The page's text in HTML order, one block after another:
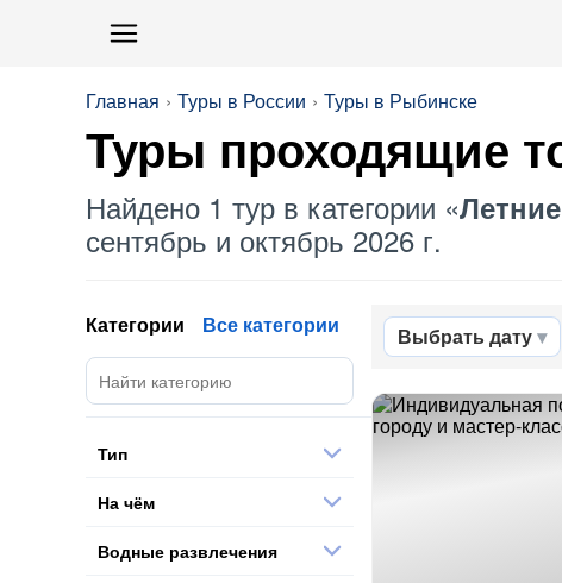
Главная Туры в России Туры в Рыбинске
Туры проходящие
Найдено 1 тур в категории «Летние
сентябрь и октябрь 2026 г.
Выбрать дату
Категории Все категории
Тип
На чём
Водные развлечения